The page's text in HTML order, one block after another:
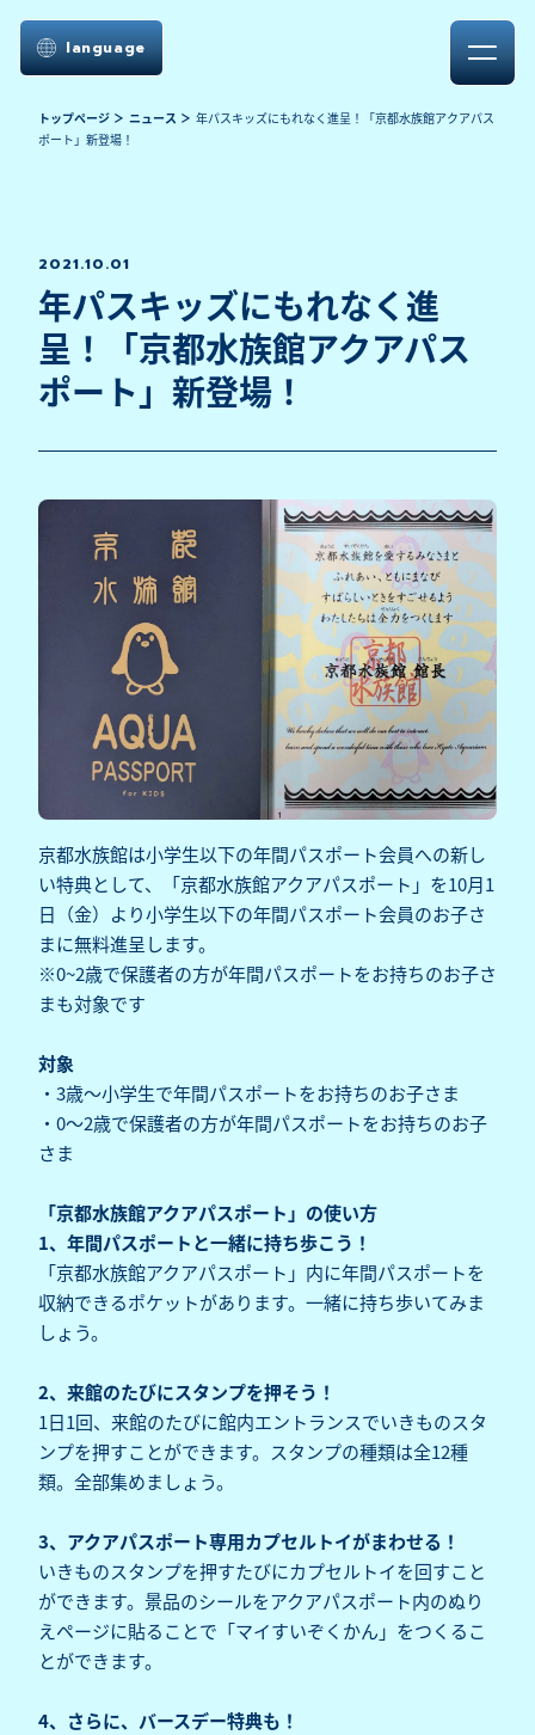
language
トップページ ニュース
年パスキッズにもれなく進呈！「京都水族館アクアパス
ポート」新登場！
2021.10.01
年パスキッズにもれなく進
呈！「京都水族館アクアパス
ポート」新登場！
京都水族館は小学生以下の年間パスポート会員への新し
い特典として、「京都水族館アクアパスポート」を10月1
日（金）より小学生以下の年間パスポート会員のお子さ
まに無料進呈します。
※0~2歳で保護者の方が年間パスポートをお持ちのお子さ
まも対象です
対象
・3歳～小学生で年間パスポートをお持ちのお子さま
・0～2歳で保護者の方が年間パスポートをお持ちのお子
さま
「京都水族館アクアパスポート」の使い方
1、年間パスポートと一緒に持ち歩こう！
「京都水族館アクアパスポート」内に年間パスポートを
収納できるポケットがあります。一緒に持ち歩いてみま
しょう。
2、来館のたびにスタンプを押そう！
1日1回、来館のたびに館内エントランスでいきものスタ
ンプを押すことができます。スタンプの種類は全12種
類。全部集めましょう。‌
3、アクアパスポート専用カプセルトイがまわせる！‌
いきものスタンプを押すたびにカプセルトイを回すこと
ができます。景品のシールをアクアパスポート内のぬり
えページに貼ることで「マイすいぞくかん」をつくるこ
とができます。‌
4、さらに、バースデー特典も！